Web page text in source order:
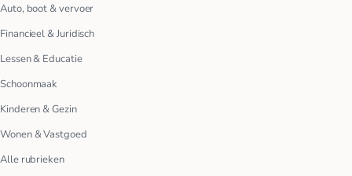
Auto, boot & vervoer
Financieel & Juridisch
Lessen & Educatie
Schoonmaak
Kinderen & Gezin
Wonen & Vastgoed
Alle rubrieken